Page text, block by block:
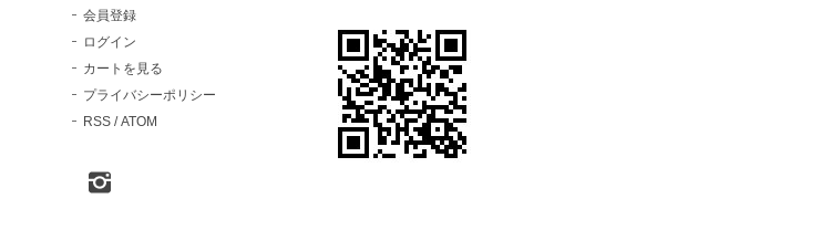
会員登録
ログイン
カートを見る
プライバシーポリシー
RSS /ATOM